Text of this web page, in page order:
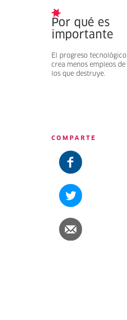
Por qué es
importante
El progreso tecnológico
crea menos empleos de
los que destruye.
COMPARTE